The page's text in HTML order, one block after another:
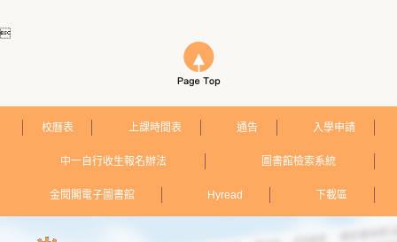

校曆表 上課時間表 通告 入學申請
中一自行收生報名辦法 圖書館檢索系統
金閱閣電子圖書館 Hyread 下載區